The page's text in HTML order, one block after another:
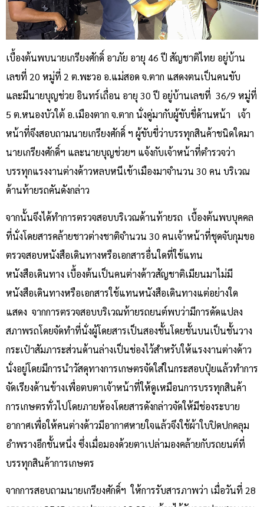
เบื้องต้นพบนายเกรียงศักดิ์ อาภัย อายุ 46 ปี สัญชาติไทย อยู่บ้าน
เลขที่ 20 หมู่ที่ 2 ต.พะวอ อ.แม่สอด จ.ตาก แสดงตนเป็นคนขับ
และมีนายบุญช่วย อินทร์เถื่อน อายุ 30 ปี อยู่บ้านเลขที่ 36/9 หมู่ที่
5 ต.หนองบัวใต้ อ.เมืองตาก จ.ตาก นั่งคู่มากับผู้ขับขี่ด้านหน้า เจ้า
หน้าที่จึงสอบถามนายเกรียงศักดิ์ ฯ ผู้ขับขี่ว่าบรรทุกสินค้าชนิดใดมา
นายเกรียงศักดิ์ฯ และนายบุญช่วยฯ แจ้งกับเจ้าหน้าที่ตำรวจว่า
บรรทุกแรงงานต่างด้าวหลบหนีเข้าเมืองมาจำนวน 30 คน บริเวณ
ด้านท้ายรถคันดังกล่าว
จากนั้นจึงได้ทำการตรวจสอบบริเวณด้านท้ายรถ เบื้องต้นพบบุคคล
ที่นั่งโดยสารคล้ายชาวต่างชาติจำนวน 30 คนเจ้าหน้าที่ชุดจับกุมขอ
ตรวจสอบหนังสือเดินทางหรือเอกสารอื่นใดที่ใช้แทน
หนังสือเดินทาง เบื้องต้นเป็นคนต่างด้าวสัญชาติเมียนมาไม่มี
หนังสือเดินทางหรือเอกสารใช้แทนหนังสือเดินทางแต่อย่างใด
แสดง จากการตรวจสอบบริเวณท้ายรถยนต์พบว่ามีการดัดแปลง
สภาพรถโดยจัดทำที่นั่งผู้โดยสารเป็นสองชั้นโดยชั้นบนเป็นชั้นวาง
กระเป๋าสัมภาระส่วนด้านล่างเป็นช่องไว้สำหรับให้แรงงานต่างด้าว
นั่งอยู่โดยมีการนำวัสดุทางการเกษตรจัดใส่ในกระสอบปุ๋ยแล้วทำการ
จัดเรียงด้านข้างเพื่อตบตาเจ้าหน้าที่ให้ดูเหมือนการบรรทุกสินค้า
การเกษตรทั่วไปโดยภายห้องโดยสารดังกล่าวจัดให้มีช่องระบาย
อากาศเพื่อให้คนต่างด้าวมีอากาศหายใจแล้วจึงใช้ผ้าใบปิดปกคลุม
อำพรางอีกชั้นหนึ่ง ซึ่งเมื่อมองด้วยตาเปล่ามองคล้ายกับรถยนต์ที่
บรรทุกสินค้าการเกษตร
จากการสอบถามนายเกรียงศักดิ์ฯ ให้การรับสารภาพว่า เมื่อวันที่ 28